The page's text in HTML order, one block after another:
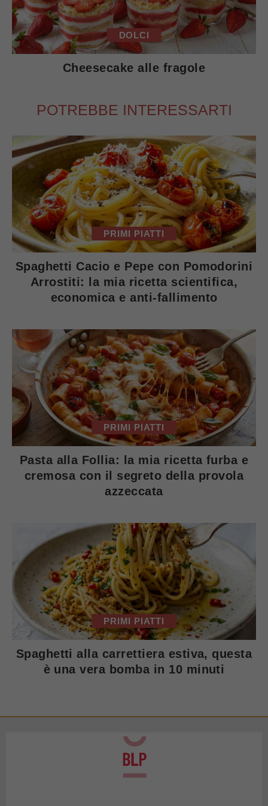
DOLCI
Cheesecake alle fragole
POTREBBE INTERESSARTI
PRIMI PIATTI
Spaghetti Cacio e Pepe con Pomodorini
Arrostiti: la mia ricetta scientifica,
economica e anti-fallimento
PRIMI PIATTI
Pasta alla Follia: la mia ricetta furba e
cremosa con il segreto della provola
azzeccata
PRIMI PIATTI
Spaghetti alla carrettiera estiva, questa
è una vera bomba in 10 minuti